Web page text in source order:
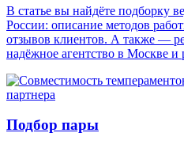
В статье вы найдёте подборку
России: описание методов
отзывов клиентов. А также —
надёжное агентство в Москве и
Подбор пары